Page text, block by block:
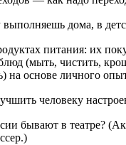
дома, в
питания: их
(мыть, чистить,
на основе личного
человеку
бывают в театре?